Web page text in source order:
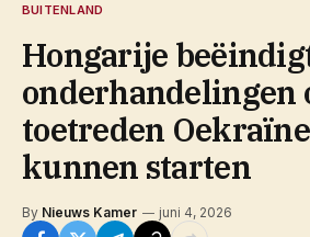
BUITENLAND
Hongarije
onderhandelingen
toetreden
kunnen starten
By Nieuws Kamer juni 4, 2026